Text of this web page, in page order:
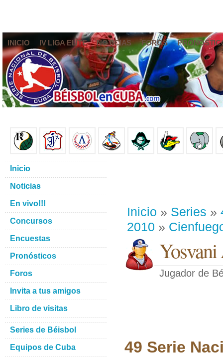
INICIO IV LIGA ELITE NOTICIAS FOROS
Inicio » Series »
2010 »
Jugador de
49 Serie
Inicio
Noticias
En vivo!!!
Concursos
Encuestas
Pronósticos
Foros
Invita a tus amigos
Libro de visitas
Series de Béisbol
Equipos de Cuba